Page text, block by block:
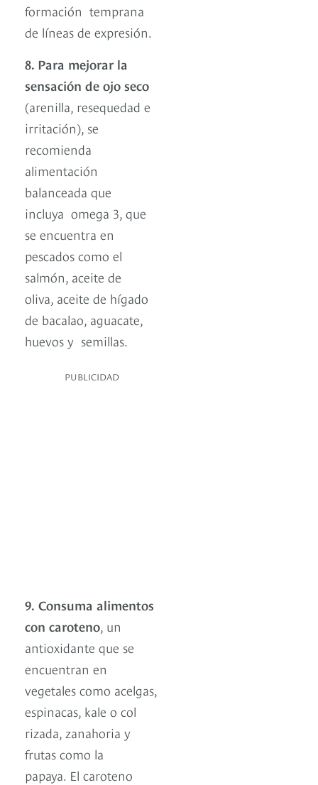
formación temprana
de líneas de expresión.
8. Para mejorar la
sensación de ojo seco
(arenilla, resequedad e
irritación), se
recomienda
alimentación
balanceada que
incluya omega 3, que
se encuentra en
pescados como el
salmón, aceite de
oliva, aceite de hígado
de bacalao, aguacate,
huevos y semillas.
PUBLICIDAD
9. Consuma alimentos
con caroteno, un
antioxidante que se
encuentran en
vegetales como acelgas,
espinacas, kale o col
rizada, zanahoria y
frutas como la
papaya. El caroteno